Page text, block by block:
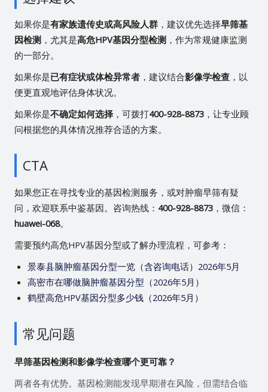
如果你是有家族遗传史或高风险人群，建议优先选择早筛基
因检测 ，尤其是高危HPV基因分型检测 ，作为常规健康监测
的一部分。
如果你是已有症状或体检异常者，建议结合影像学检查，以
便更直观地评估身体状况。
如果你是不确定如何选择，可拨打400-928-8873，让专业顾
问根据您的具体情况推荐合适的方案。
CTA
如果您正在寻找专业的基因检测服务，或对肿瘤早筛有疑
问，欢迎联系中鉴基因。咨询热线： 400-928-8873，微信：
huawei-068。
需要预约高危HPV基因分型或了解办理流程，可参考：
景泰县脑肿瘤基因分型一览（含咨询电话）2026年5月
高密市在哪做脑肿瘤基因分型（2026年5月）
鹤壁高危HPV基因分型多少钱（2026年5月）
常见问题
早筛基因检测和影像学检查哪个更可靠？
两者各有优势。基因检测能发现早期潜在风险，但需结合临